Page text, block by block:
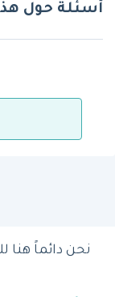
أسئلة حول
نحن دائماً هنا